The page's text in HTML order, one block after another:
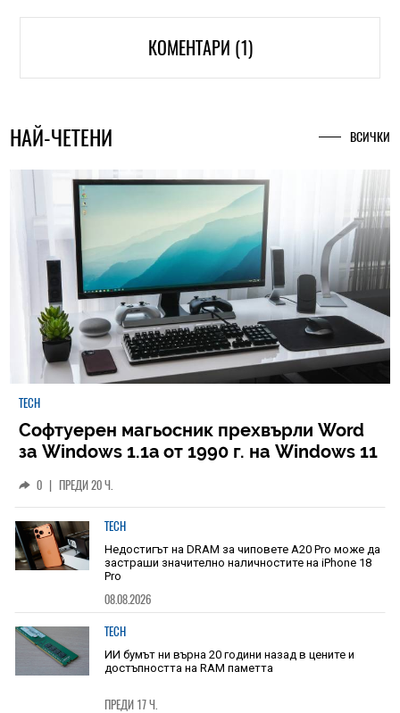
КОМЕНТАРИ (1)
НАЙ-ЧЕТЕНИ ВСИЧКИ
TECH
Софтуерен магьосник прехвърли Word
за Windows 1.1a от 1990 г. на Windows 11
0 | ПРЕДИ 20 Ч.
TECH
Недостигът на DRAM за чиповете A20 Pro може да
застраши значително наличностите на iPhone 18
Pro
08.08.2026
TECH
ИИ бумът ни върна 20 години назад в цените и
достъпността на RAM паметта
ПРЕДИ 17 Ч.